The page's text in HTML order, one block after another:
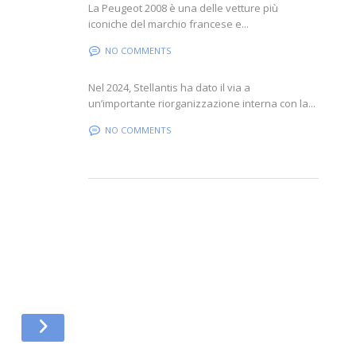
La Peugeot 2008 è una delle vetture più
iconiche del marchio francese e...
NO COMMENTS
Nel 2024, Stellantis ha dato il via a
un’importante riorganizzazione interna con la...
NO COMMENTS